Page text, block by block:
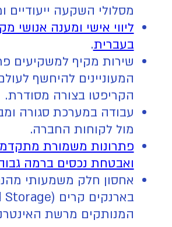
מסלולי השקעה ייעודיים
ליווי אישי ומענה אנושי
בעברית.
שירות מקיף למשקיעים
המעוניינים להיחשף
הקריפטו בצורה מסודרת.
עבודה במערכת סגורה
מול לקוחות החברה.
פתרונות משמורת
ואבטחת נכסים ברמה
אחסון חלק משמעותי
המנותקים מרשת